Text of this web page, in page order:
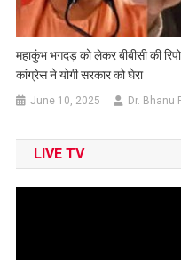
महाकुंभ भगदड़ को लेकर बीबीसी की
कांग्रेस ने योगी सरकार को घेरा
June 10, 2025 Dr. Bhanu
LIVE TV